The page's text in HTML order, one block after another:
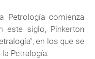
Petrología comienza
este siglo, Pinkerton
en los que se
Petralogía: